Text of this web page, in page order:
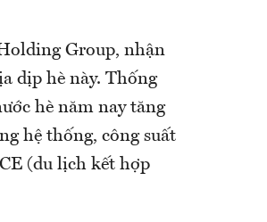
Group, nhận
dịp hè này. Thống
hè năm nay tăng
hệ thống, công suất
(du lịch kết hợp